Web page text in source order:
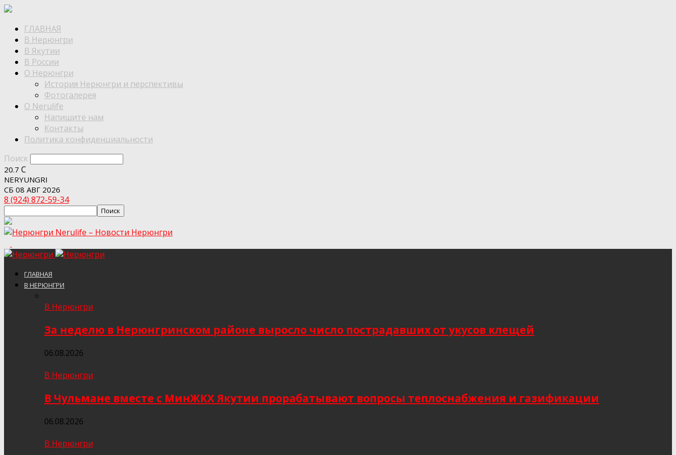
ГЛАВНАЯ
В Нерюнгри
В Якутии
В России
О Нерюнгри
История Нерюнгри и перспективы
Фотогалерея
О Nerulife
Напишите нам
Контакты
Политика конфиденциальности
Поиск
20.7 C
NERYUNGRI
СБ 08 АВГ 2026
8 (924) 872-59-34
Nerulife – Новости Нерюнгри
ГЛАВНАЯ
В НЕРЮНГРИ
В Нерюнгри
За неделю в Нерюнгринском районе выросло число пострадавших от укусов клещей
06.08.2026
В Нерюнгри
В Чульмане вместе с МинЖКХ Якутии прорабатывают вопросы теплоснабжения и газификации
06.08.2026
В Нерюнгри